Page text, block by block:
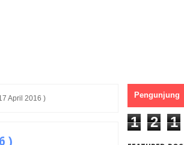
April 2016 )
)
Pengunjung
1 2 1